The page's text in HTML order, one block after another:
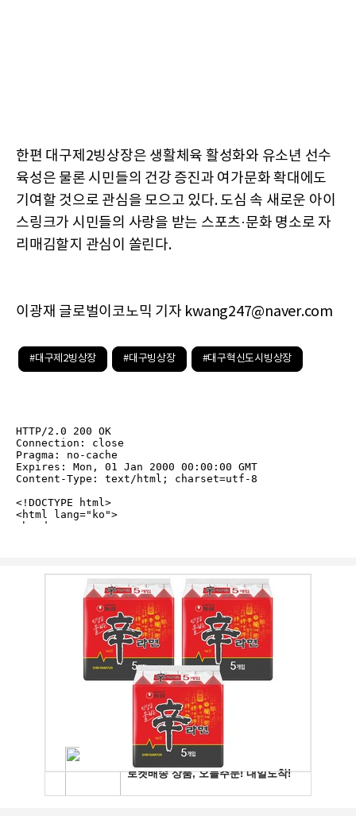
한편 대구제2빙상장은 생활체육 활성화와 유소년 선수
육성은 물론 시민들의 건강 증진과 여가문화 확대에도
기여할 것으로 관심을 모으고 있다. 도심 속 새로운 아이
스링크가 시민들의 사랑을 받는 스포츠·문화 명소로 자
리매김할지 관심이 쏠린다.
이광재 글로벌이코노믹 기자 kwang247@naver.com
#대구제2빙상장 #대구빙상장 #대구혁신도시빙상장